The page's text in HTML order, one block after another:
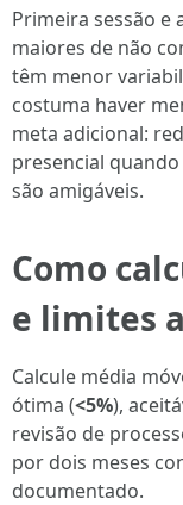
Primeira sessão e
maiores de não
têm menor
costuma haver
meta adicional:
presencial
são amigáveis.
Como
e limites
Calcule média
ótima (<5%),
revisão de
por dois meses
documentado.